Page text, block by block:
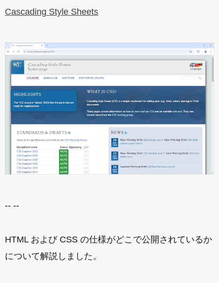
Cascading Style Sheets
-- --
HTML および CSS の仕様がどこで公開されているか
について解説しました。